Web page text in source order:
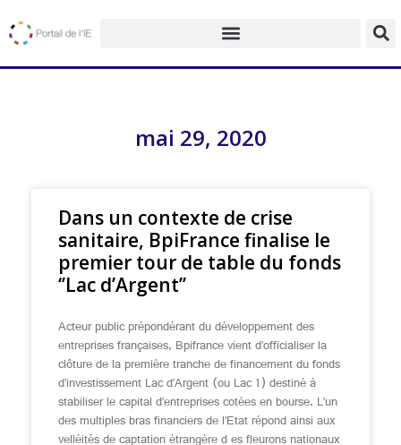
mai 29, 2020
Dans un contexte de crise
sanitaire, BpiFrance finalise le
premier tour de table du fonds
‘’Lac d’Argent’’
Acteur public prépondérant du développement des
entreprises françaises, Bpifrance vient d’officialiser la
clôture de la première tranche de financement du fonds
d’investissement Lac d’Argent (ou Lac 1) destiné à
stabiliser le capital d’entreprises cotées en bourse. L’un
des multiples bras financiers de l’Etat répond ainsi aux